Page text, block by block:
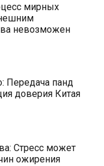
мирных
невозможен
Передача панд
доверия Китая
Стресс может
ожирения